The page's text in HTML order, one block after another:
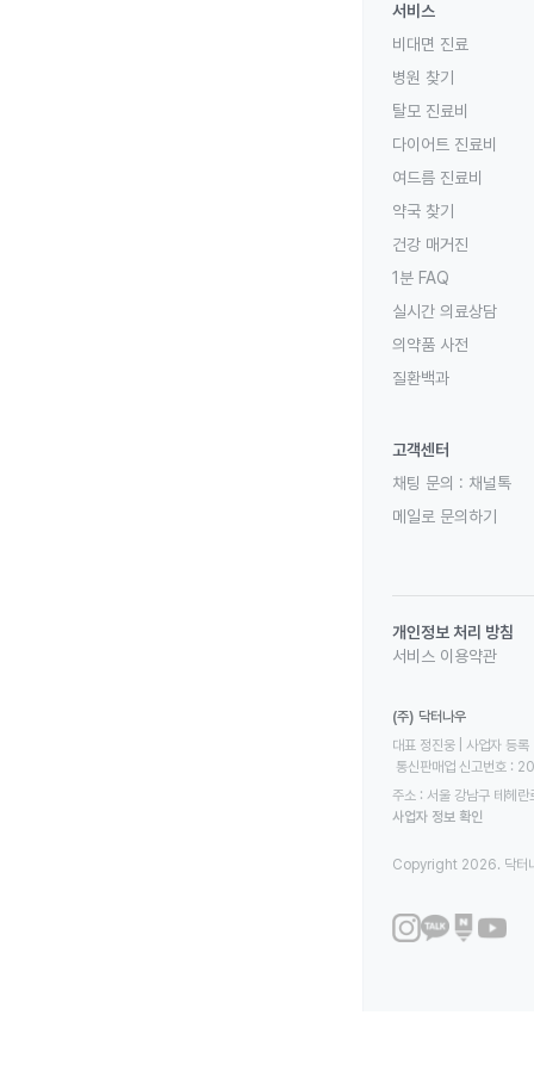
서비스
비대면 진료
병원 찾기
탈모 진료비
다이어트 진료비
여드름 진료비
약국 찾기
건강 매거진
1분 FAQ
실시간 의료상담
의약품 사전
질환백과
고객센터
채팅 문의 : 채널톡
메일로 문의하기
개인정보 처리 방침
서비스 이용약관
(주) 닥터나우
대표 정진웅 | 사업자
통신판매업 신고번호
주소 : 서울 강남구 테헤
사업자 정보 확인
Copyright 2026. 닥터